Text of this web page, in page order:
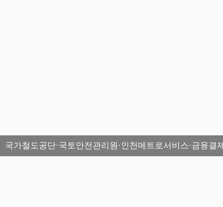
국가철도공단·국토안전관리원·인천메트로서비스·금융결